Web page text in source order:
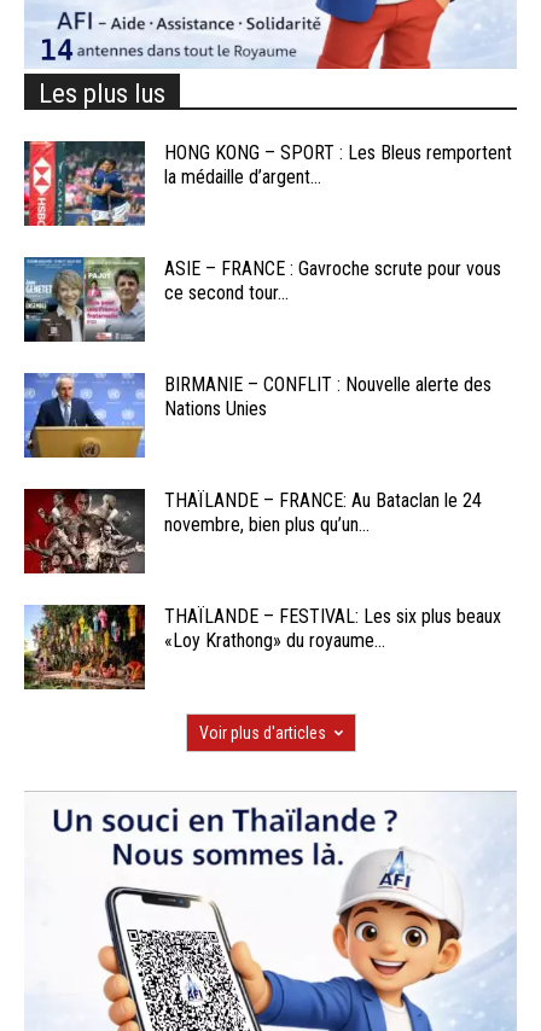
Les plus lus
HONG KONG – SPORT : Les Bleus remportent
la médaille d’argent...
ASIE – FRANCE : Gavroche scrute pour vous
ce second tour...
BIRMANIE – CONFLIT : Nouvelle alerte des
Nations Unies
THAÏLANDE – FRANCE: Au Bataclan le 24
novembre, bien plus qu’un...
THAÏLANDE – FESTIVAL: Les six plus beaux
«Loy Krathong» du royaume...
Voir plus d'articles